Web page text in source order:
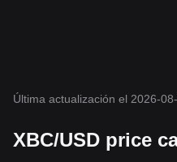
Última actualización el 2026-
XBC/USD price